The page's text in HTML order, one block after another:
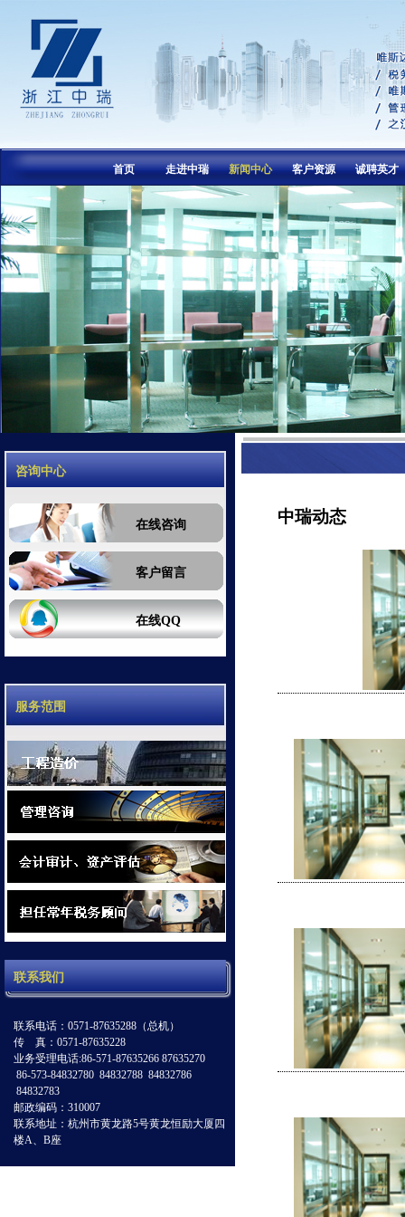
首页 走进中瑞 新闻中心 客户资源 诚聘英才
咨询中心
在线咨询
客户留言
在线QQ
服务范围
联系我们
联系电话：0571-87635288（总机）
传 真：0571-87635228
业务受理电话:86-571-87635266 87635270
86-573-84832780 84832788 84832786
84832783
邮政编码：310007
联系地址：杭州市黄龙路5号黄龙恒励大厦四
楼A、B座
中瑞动态